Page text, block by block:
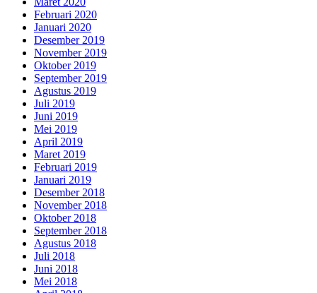
Februari 2020
Januari 2020
Desember 2019
November 2019
Oktober 2019
September 2019
Agustus 2019
Juli 2019
Juni 2019
Mei 2019
April 2019
Maret 2019
Februari 2019
Januari 2019
Desember 2018
November 2018
Oktober 2018
September 2018
Agustus 2018
Juli 2018
Juni 2018
Mei 2018